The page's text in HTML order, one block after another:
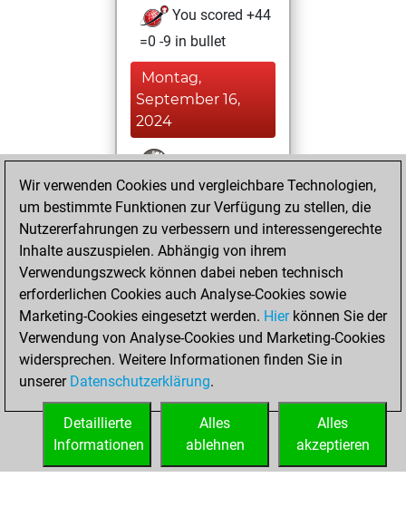
You scored +44
=0 -9 in bullet
Montag,
September 16,
2024
You won
against Fritz
Fritz
You achieved a
BeautyScore of 23
You achieved a
new Elo of 1621
Donnerstag, Juli
6, 2023
You created
your Fritz account
Wir verwenden Cookies und vergleichbare Technologien,
um bestimmte Funktionen zur Verfügung zu stellen, die
Nutzererfahrungen zu verbessern und interessengerechte
Inhalte auszuspielen. Abhängig von ihrem
Verwendungszweck können dabei neben technisch
erforderlichen Cookies auch Analyse-Cookies sowie
Marketing-Cookies eingesetzt werden. Hierkönnen Sie der
Verwendung von Analyse-Cookies und Marketing-Cookies
widersprechen. Weitere Informationen finden Sie in
unserer Datenschutzerklärung.
Alles
akzeptieren
Alles
ablehnen
Detaillierte
Informationen